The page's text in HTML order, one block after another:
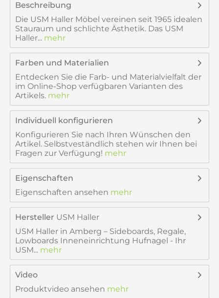
Beschreibung
Die USM Haller Möbel vereinen seit 1965 idealen
Stauraum und schlichte Ästhetik. Das USM
Haller... mehr
Farben und Materialien
Entdecken Sie die Farb- und Materialvielfalt der
im Online-Shop verfügbaren Varianten des
Artikels. mehr
Individuell konfigurieren
Konfigurieren Sie nach Ihren Wünschen den
Artikel. Selbstveständlich stehen wir Ihnen bei
Fragen zur Verfügung! mehr
Eigenschaften
Eigenschaften ansehen mehr
Hersteller USM Haller
USM Haller in Amberg – Sideboards, Regale,
Lowboards Inneneinrichtung Hufnagel - Ihr
USM... mehr
Video
Produktvideo ansehen mehr